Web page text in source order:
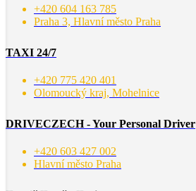
+420 604 163 785
Praha 3, Hlavní město Praha
TAXI 24/7
+420 775 420 401
Olomoucký kraj, Mohelnice
DRIVECZECH - Your Personal Driver
+420 603 427 002
Hlavní město Praha